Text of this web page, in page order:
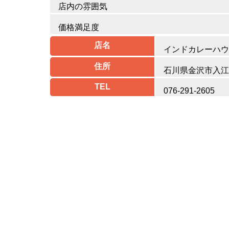
店内の雰囲気
価格満足度
店名
インドカレーハ
住所
石川県金沢市入
TEL
076-291-2605